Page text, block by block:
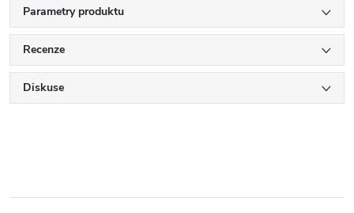
Parametry produktu
Recenze
Diskuse